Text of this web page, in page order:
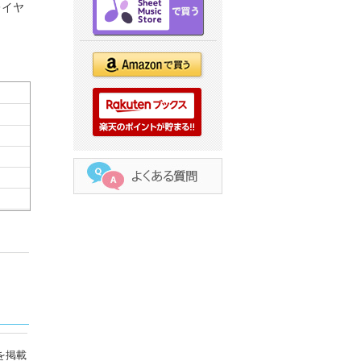
ヤ
掲載